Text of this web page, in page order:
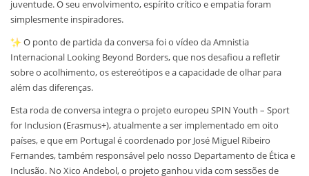
juventude. O seu envolvimento, espírito crítico e empatia foram
simplesmente inspiradores.
O ponto de partida da conversa foi o vídeo da Amnistia
Internacional Looking Beyond Borders, que nos desafiou a refletir
sobre o acolhimento, os estereótipos e a capacidade de olhar para
além das diferenças.
Esta roda de conversa integra o projeto europeu SPIN Youth – Sport
for Inclusion (Erasmus+), atualmente a ser implementado em oito
países, e que em Portugal é coordenado por José Miguel Ribeiro
Fernandes, também responsável pelo nosso Departamento de Ética e
Inclusão. No Xico Andebol, o projeto ganhou vida com sessões de